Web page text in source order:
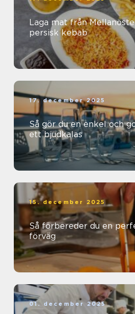
Laga mat från
persisk kebab
17. december 2025
Så gör du en enkel och
ett bjudkalas
15. december 2025
Så förbereder du en
förväg
01. december 2025